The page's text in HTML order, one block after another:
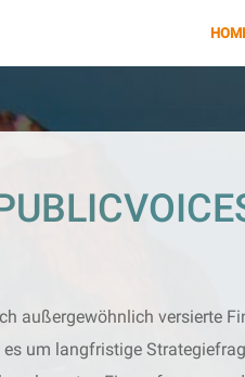
außergewöhnlich versierte
um langfristige